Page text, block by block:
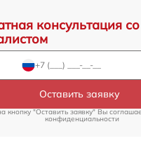
консультация со
Оставить заявку
кнопку "Оставить заявку" Вы
конфиденциальности